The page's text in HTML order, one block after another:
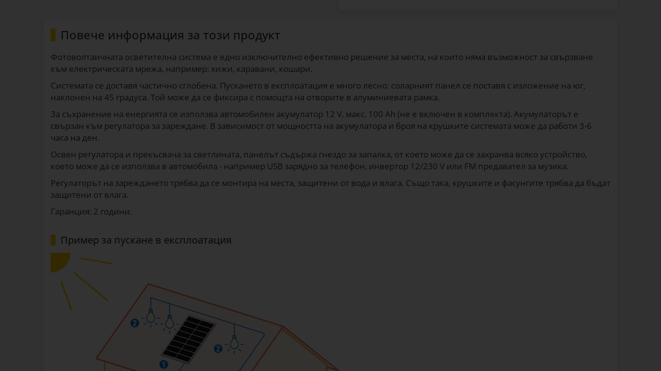
Повече информация за този продукт
Фотоволтаичната осветителна система е едно изключително ефективно решение за места, на които няма възможност за свързване
към електрическата мрежа, например: хижи, каравани, кошари.
Системата се доставя частично сглобена. Пускането в експлоатация е много лесно: соларният панел се поставя с изложение на юг,
наклонен на 45 градуса. Той може да се фиксира с помощта на отворите в алуминиевата рамка.
За съхранение на енергията се използва автомобилен акумулатор 12 V, макс. 100 Ah (не е включен в комплекта). Акумулаторът е
свързан към регулатора за зареждане. В зависимост от мощността на акумулатора и броя на крушките системата може да работи 3-6
часа на ден.
Освен регулатора и прекъсвача за светлината, панелът съдържа гнездо за запалка, от което може да се захранва всяко устройство,
което може да се използва в автомобила - например USB зарядно за телефон, инвертор 12/230 V или FM предавател за музика.
Регулаторът на зареждането трябва да се монтира на места, защитени от вода и влага. Също така, крушките и фасунгите трябва да бъдат
защитени от влага.
Гаранция: 2 години.
Пример за пускане в експлоатация